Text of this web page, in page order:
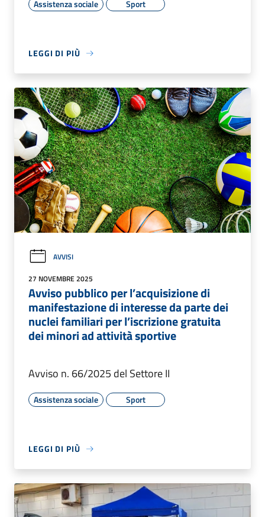
Assistenza sociale Sport
LEGGI DI PIÙ
AVVISI
27 NOVEMBRE 2025
Avviso pubblico per l’acquisizione di
manifestazione di interesse da parte dei
nuclei familiari per l’iscrizione gratuita
dei minori ad attività sportive
Avviso n. 66/2025 del Settore II
Assistenza sociale Sport
LEGGI DI PIÙ